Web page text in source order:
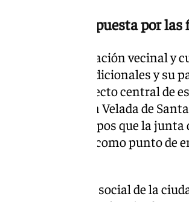
la Velada y la apuesta por
de dinamización vecinal y
sus citas más tradicionales y su
jerezano. El proyecto central de
de la emblemática Velada de
los últimos tiempos que la
mes de julio como punto de
activa en la vida social de la